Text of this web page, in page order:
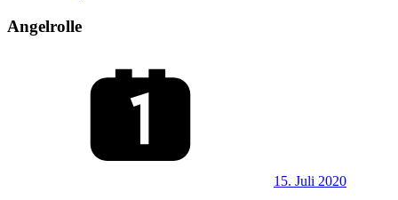
Angelrolle
15. Juli 2020